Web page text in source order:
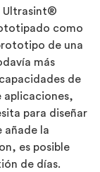
Ultrasint®
como
de una
más
de
aplicaciones,
para diseñar
añade la
es posible
de días.